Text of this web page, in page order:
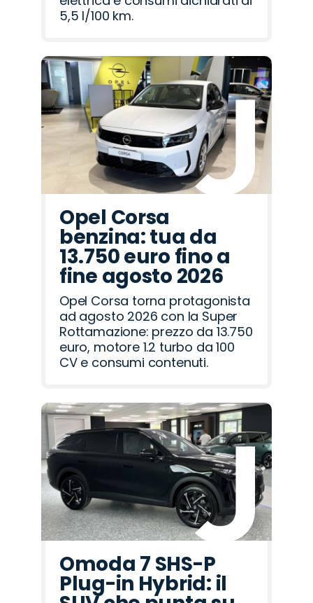
5,5 l/100 km.
Opel Corsa
benzina: tua da
13.750 euro fino a
fine agosto 2026
Opel Corsa torna protagonista
ad agosto 2026 con la Super
Rottamazione: prezzo da 13.750
euro, motore 1.2 turbo da 100
CV e consumi contenuti.
Omoda 7 SHS-P
Plug-in Hybrid: il